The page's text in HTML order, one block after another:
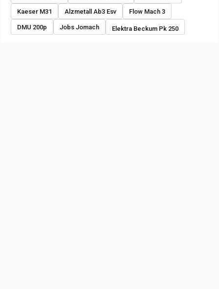
Kaeser M31 Alzmetall Ab3 Esv Flow Mach 3
DMU 200p Jobs Jomach Elektra Beckum Pk 250